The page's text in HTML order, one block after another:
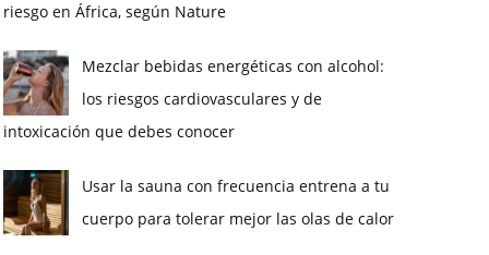
riesgo en África, según Nature
Mezclar bebidas energéticas con alcohol:
los riesgos cardiovasculares y de
intoxicación que debes conocer
Usar la sauna con frecuencia entrena a tu
cuerpo para tolerar mejor las olas de calor